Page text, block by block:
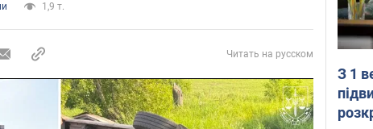
1,9 т.
Читать на русском
З 1